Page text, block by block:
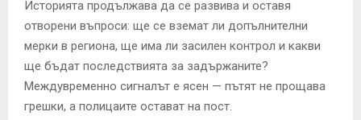
Историята продължава да се развива и оставя
отворени въпроси: ще се вземат ли допълнителни
мерки в региона, ще има ли засилен контрол и какви
ще бъдат последствията за задържаните?
Междувременно сигналът е ясен — пътят не прощава
грешки, а полицаите остават на пост.